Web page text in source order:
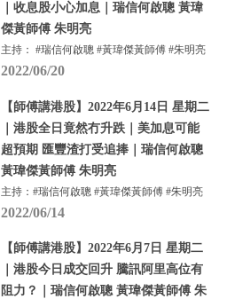
｜收息股小心加息｜瑞信何啟聰 黃瑋
傑黃師傅 朱明亮
主持： #瑞信何啟聰 #黃瑋傑黃師傅 #朱明亮
2022/06/20
【師傅講港股】2022年6月14日 星期二
｜港股全日竟然冇升跌｜美加息可能
超預期 匯豐渣打受追捧｜瑞信何啟聰
黃瑋傑黃師傅 朱明亮
主持：#瑞信何啟聰 #黃瑋傑黃師傅 #朱明亮
2022/06/14
【師傅講港股】2022年6月7日 星期二
｜港股今日成交回升 騰訊阿里高位有
阻力？｜瑞信何啟聰 黃瑋傑黃師傅 朱